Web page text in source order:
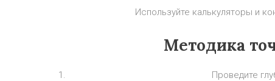
Используйте калькуляторы и
Методика
Проведите